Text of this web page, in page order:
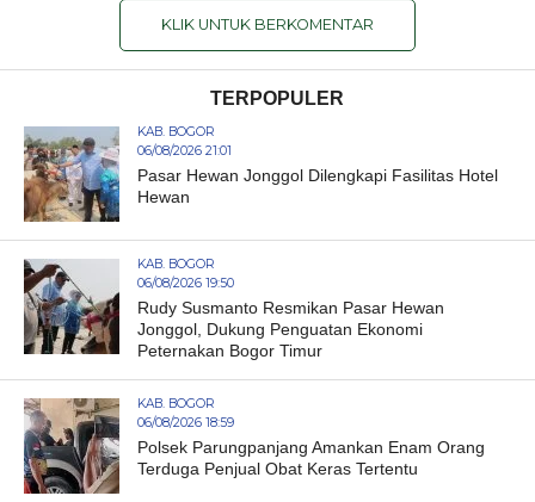
KLIK UNTUK BERKOMENTAR
TERPOPULER
KAB. BOGOR
06/08/2026 21:01
Pasar Hewan Jonggol Dilengkapi Fasilitas Hotel
Hewan
KAB. BOGOR
06/08/2026 19:50
Rudy Susmanto Resmikan Pasar Hewan
Jonggol, Dukung Penguatan Ekonomi
Peternakan Bogor Timur
KAB. BOGOR
06/08/2026 18:59
Polsek Parungpanjang Amankan Enam Orang
Terduga Penjual Obat Keras Tertentu